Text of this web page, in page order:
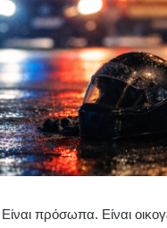
πρόσωπα. Είναι